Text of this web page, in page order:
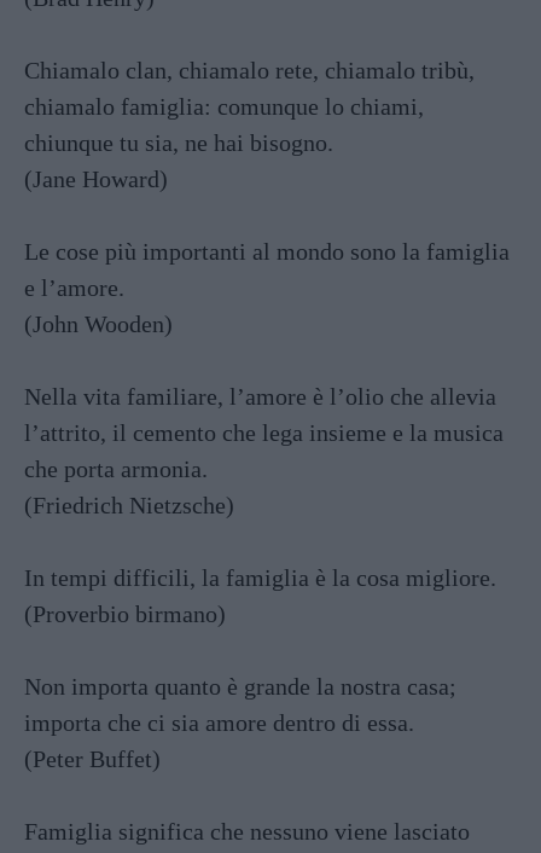
Chiamalo clan, chiamalo rete, chiamalo tribù,
chiamalo famiglia: comunque lo chiami,
chiunque tu sia, ne hai bisogno.
(Jane Howard)
Le cose più importanti al mondo sono la famiglia
e l’amore.
(John Wooden)
Nella vita familiare, l’amore è l’olio che allevia
l’attrito, il cemento che lega insieme e la musica
che porta armonia.
(Friedrich Nietzsche)
In tempi difficili, la famiglia è la cosa migliore.
(Proverbio birmano)
Non importa quanto è grande la nostra casa;
importa che ci sia amore dentro di essa.
(Peter Buffet)
Famiglia significa che nessuno viene lasciato